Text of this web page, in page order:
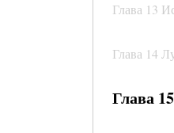
Глава 13
Глава 14
Глава